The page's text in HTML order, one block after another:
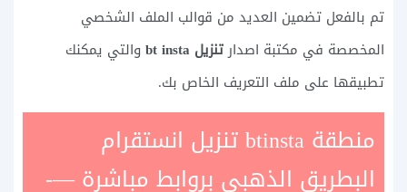
تم بالفعل تضمين العديد من قوالب الملف الشخصي
المخصصة في مكتبة اصدارتنزيل bt insta
والتي يمكنك
تطبيقها على ملف التعريف الخاص بك.
منطقة btinsta تنزيل انستقرام
البطريق الذهبي بروابط مباشرة —-